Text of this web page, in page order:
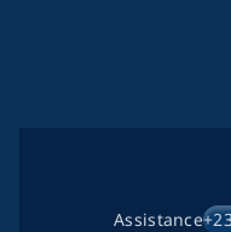
Assistance